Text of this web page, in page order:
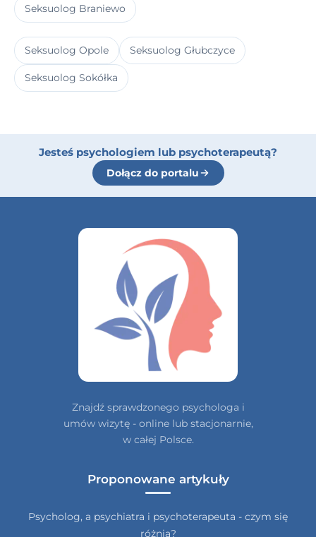
Seksuolog Braniewo
Seksuolog Opole Seksuolog Głubczyce
Seksuolog Sokółka
Jesteś psychologiem lub psychoterapeutą?
Dołącz do portalu
Znajdź sprawdzonego psychologa i
umów wizytę - online lub stacjonarnie,
w całej Polsce.
Proponowane artykuły
Psycholog, a psychiatra i psychoterapeuta - czym się
różnią?